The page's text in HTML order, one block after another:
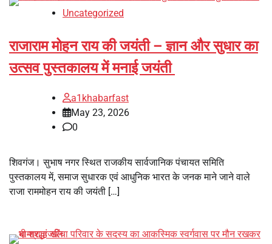
Uncategorized
राजाराम मोहन राय की जयंती – ज्ञान और सुधार का
उत्सव पुस्तकालय में मनाई जयंती
a1khabarfast
May 23, 2026
0
शिवगंज। सुभाष नगर स्थित राजकीय सार्वजानिक पंचायत समिति
पुस्तकालय में, समाज सुधारक एवं आधुनिक भारत के जनक माने जाने वाले
राजा राममोहन राय की जयंती […]